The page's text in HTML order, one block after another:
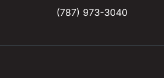
(787) 973-3040